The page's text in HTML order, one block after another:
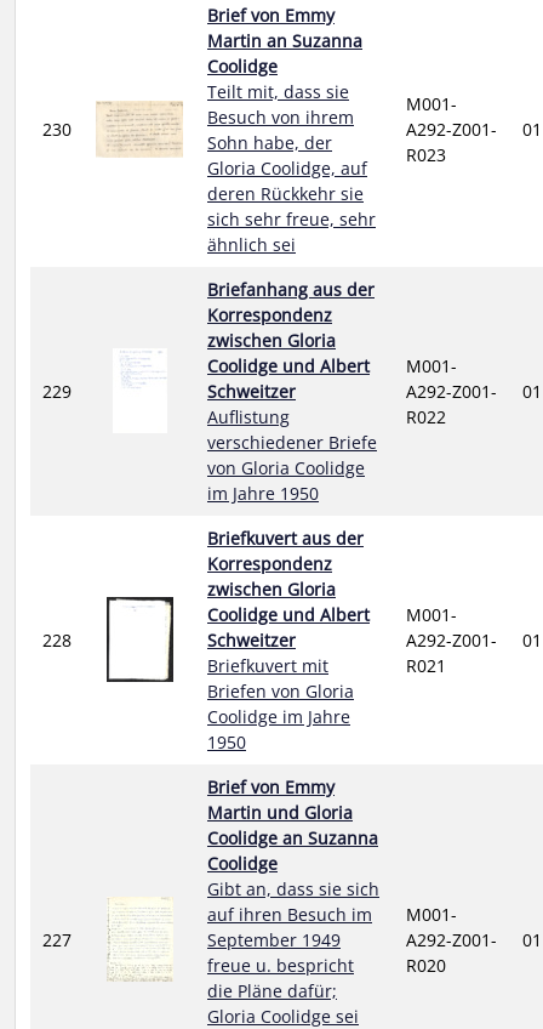
230
Brief von Emmy
Martin an Suzanna
Coolidge
Teilt mit, dass sie
Besuch von ihrem
Sohn habe, der
Gloria Coolidge, auf
deren Rückkehr sie
sich sehr freue, sehr
ähnlich sei
M001-
A292-Z001-
R023
229
Briefanhang aus der
Korrespondenz
zwischen Gloria
Coolidge und Albert
Schweitzer
Auflistung
verschiedener Briefe
von Gloria Coolidge
im Jahre 1950
M001-
A292-Z001-
R022
228
Briefkuvert aus der
Korrespondenz
zwischen Gloria
Coolidge und Albert
Schweitzer
Briefkuvert mit
Briefen von Gloria
Coolidge im Jahre
1950
M001-
A292-Z001-
R021
227
Brief von Emmy
Martin und Gloria
Coolidge an Suzanna
Coolidge
Gibt an, dass sie sich
auf ihren Besuch im
September 1949
freue u. bespricht
die Pläne dafür;
Gloria Coolidge sei
M001-
A292-Z001-
R020